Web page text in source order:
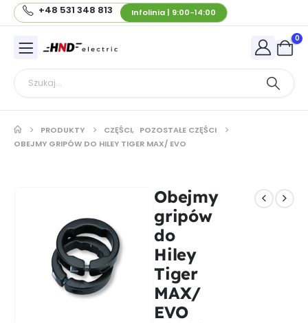
+48 531 348 813 Infolinia | 9:00-14:00
0
PRODUKTY CZĘŚCI, POZOSTAŁE CZĘŚCI
OBEJMY GRIPÓW DO HILEY TIGER MAX/ EVO
Obejmy
gripów
do
Hiley
Tiger
MAX/
EVO